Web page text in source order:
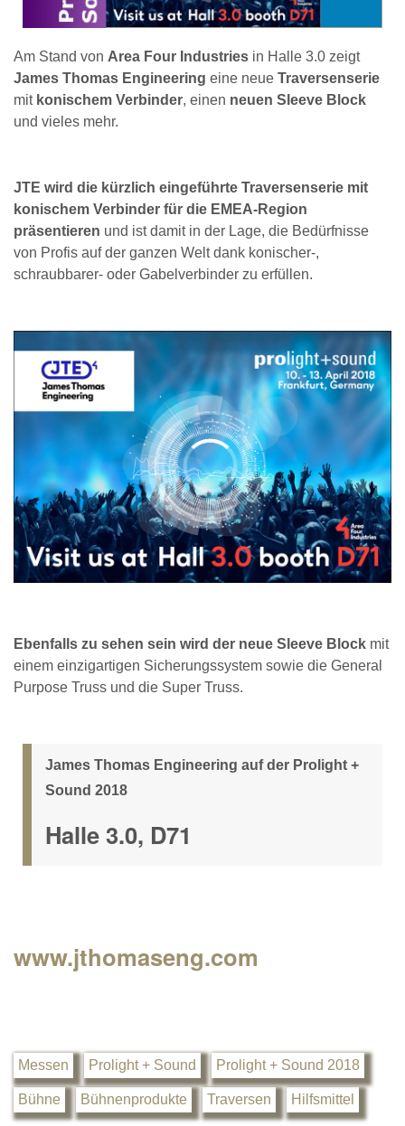
Am Stand von Area Four Industries in Halle 3.0 zeigt
James Thomas Engineering eine neue Traversenserie
mitkonischem Verbinder, einen neuen Sleeve Block
und vieles mehr.
JTE wird die kürzlich eingeführte Traversenserie mit
konischem Verbinder für die EMEA-Region
präsentieren und ist damit in der Lage, die Bedürfnisse
von Profis auf der ganzen Welt dank konischer-,
schraubbarer- oder Gabelverbinder zu erfüllen.
Ebenfalls zu sehen sein wird der neue Sleeve Block mit
einem einzigartigen Sicherungssystem sowie die General
Purpose Truss und die Super Truss.
James Thomas Engineering auf der Prolight +
Sound 2018
Halle 3.0, D71
www.jthomaseng.com
Messen Prolight + Sound Prolight + Sound 2018
Bühne Bühnenprodukte Traversen Hilfsmittel